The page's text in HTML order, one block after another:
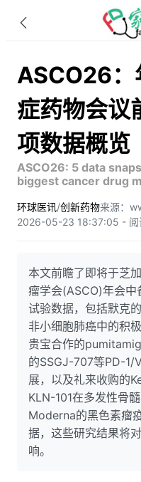
ASCO26：
症药物会议
项数据概览
ASCO26: 5 data
biggest cancer drug
环球医讯/创新药物来源：
2026-05-23 18:37:05 - 阅
本文前瞻了即将于芝
瘤学会(ASCO)年会
试验数据，包括默克
非小细胞肺癌中的积
贵宝合作的
的SSGJ-707等PD-1/
展，以及礼来收购的
KLN-101在多发性骨
Moderna的黑色素瘤
据，这些研究结果将
响。